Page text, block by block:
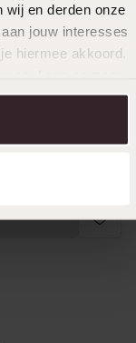
wij en derden onze
jouw interesses
hiermee akkoord.
Heb